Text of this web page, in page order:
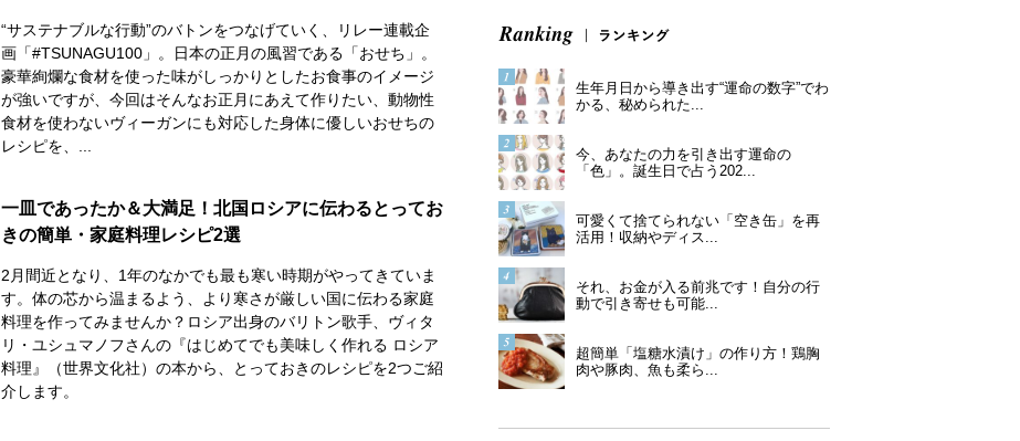
“サステナブルな行動”のバトンをつなげていく、リレー連載企
画「#TSUNAGU100」。日本の正月の風習である「おせち」。
豪華絢爛な食材を使った味がしっかりとしたお食事のイメージ
が強いですが、今回はそんなお正月にあえて作りたい、動物性
食材を使わないヴィーガンにも対応した身体に優しいおせちの
レシピを、...
一皿であったか＆大満足！北国ロシアに伝わるとってお
きの簡単・家庭料理レシピ2選
2月間近となり、1年のなかでも最も寒い時期がやってきていま
す。体の芯から温まるよう、より寒さが厳しい国に伝わる家庭
料理を作ってみませんか？ロシア出身のバリトン歌手、ヴィタ
リ・ユシュマノフさんの『はじめてでも美味しく作れる ロシア
料理』（世界文化社）の本から、とっておきのレシピを2つご紹
介します。
生年月日から導き出す“運命の数字”でわ
かる、秘められた...
今、あなたの力を引き出す運命の
「色」。誕生日で占う202...
可愛くて捨てられない「空き缶」を再
活用！収納やディス...
それ、お金が入る前兆です！自分の行
動で引き寄せも可能...
超簡単「塩糖水漬け」の作り方！鶏胸
肉や豚肉、魚も柔ら...